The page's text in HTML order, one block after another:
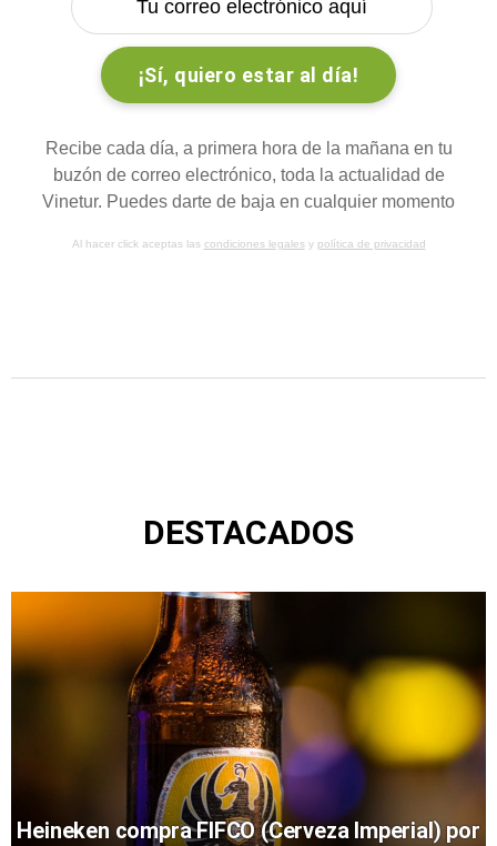
Recibe cada día, a primera hora de la mañana en tu
buzón de correo electrónico, toda la actualidad de
Vinetur. Puedes darte de baja en cualquier momento
Al hacer click aceptas las condiciones legalesy política de privacidad
DESTACADOS
Heineken compra FIFCO (Cerveza Imperial) por